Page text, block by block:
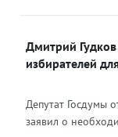
Дмитрий
избирателей
Депутат Госдумы
заявил о